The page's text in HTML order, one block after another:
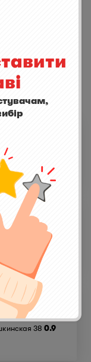
38
(0)
38
0.9
380.9